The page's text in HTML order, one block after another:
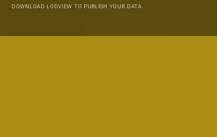
DOWNLOAD LODVIEW TO PUBLISH YOUR DATA